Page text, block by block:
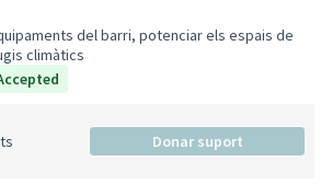
del barri, potenciar els espais de
climàtics
Donar suport